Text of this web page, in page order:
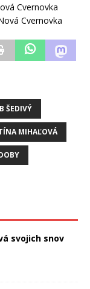
Cvernovka
Cvernovka
ŠEDIVÝ
MIHAĽOVÁ
svojich snov